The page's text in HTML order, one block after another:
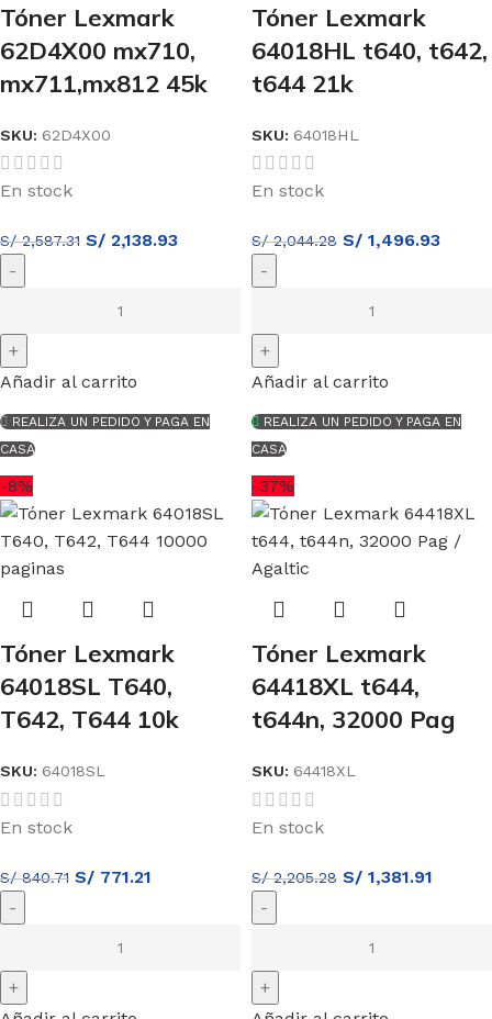
Tóner Lexmark
62D4X00 mx710,
mx711,mx812 45k
SKU: 62D4X00
En stock
S/2,587.31 S/ 2,138.93
Añadir al carrito
REALIZA UN PEDIDO Y PAGA EN
CASA
Tóner Lexmark
64018HL t640, t642,
t644 21k
SKU: 64018HL
En stock
S/2,044.28 S/ 1,496.93
Añadir al carrito
REALIZA UN PEDIDO Y PAGA EN
CASA
-8%
Tóner Lexmark
64018SL T640,
T642, T644 10k
SKU: 64018SL
En stock
S/840.71 S/ 771.21
-37%
Tóner Lexmark
64418XL t644,
t644n, 32000 Pag
SKU: 64418XL
En stock
S/2,205.28 S/ 1,381.91